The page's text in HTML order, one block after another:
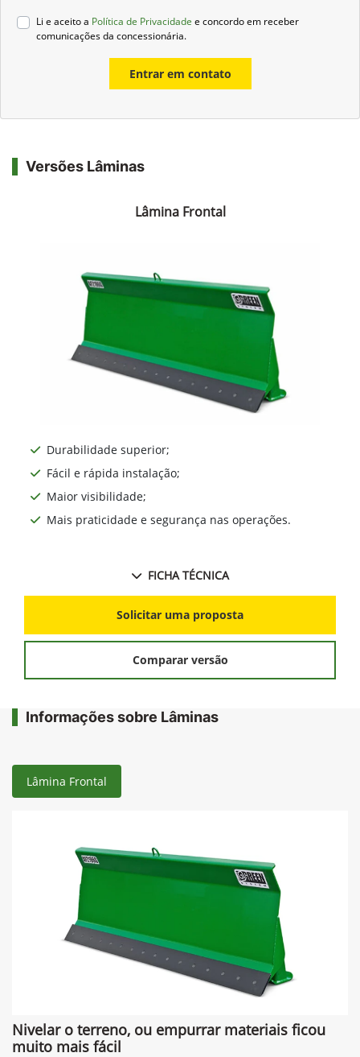
Li e aceito a Política de Privacidade e concordo em receber
comunicações da concessionária.
Entrar em contato
Versões Lâminas
Lâmina Frontal
Durabilidade superior;
Fácil e rápida instalação;
Maior visibilidade;
Mais praticidade e segurança nas operações.
FICHA TÉCNICA
Solicitar uma proposta
Comparar versão
Informações sobre Lâminas
Lâmina Frontal
Nivelar o terreno, ou empurrar materiais ficou
muito mais fácil